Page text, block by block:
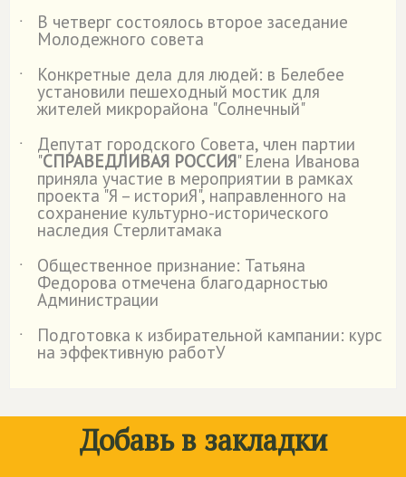
˙ В четверг состоялось второе заседание
Молодежного совета
˙
Конкретные дела для людей: в Белебее
установили пешеходный мостик для
жителей микрорайона "Солнечный"
˙
Депутат городского Совета, член партии
"СПРАВЕДЛИВАЯ РОССИЯ" Елена Иванова
приняла участие в мероприятии в рамках
проекта "Я – историЯ", направленного на
сохранение культурно-исторического
наследия Стерлитамака
˙
Общественное признание: Татьяна
Федорова отмечена благодарностью
Администрации
˙
Подготовка к избирательной кампании: курс
на эффективную работУ
Добавь в закладки